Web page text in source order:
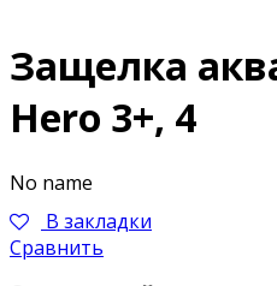
Защелка
Hero 3+, 4
No name
В закладки
Сравнить